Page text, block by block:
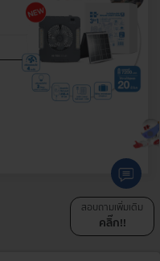
สอบถามเพิ่มเติม
คลิ๊ก!!